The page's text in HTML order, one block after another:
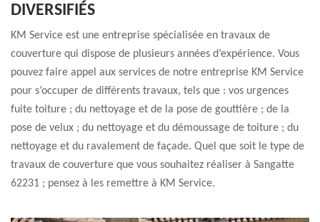
DIVERSIFIÉS
KM Service est une entreprise spécialisée en travaux de
couverture qui dispose de plusieurs années d’expérience. Vous
pouvez faire appel aux services de notre entreprise KM Service
pour s’occuper de différents travaux, tels que : vos urgences
fuite toiture ; du nettoyage et de la pose de gouttière ; de la
pose de velux ; du nettoyage et du démoussage de toiture ; du
nettoyage et du ravalement de façade. Quel que soit le type de
travaux de couverture que vous souhaitez réaliser à Sangatte
62231 ; pensez à les remettre à KM Service.